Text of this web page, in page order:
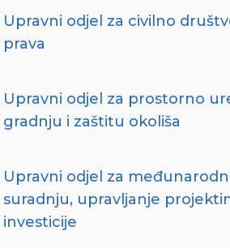
Upravni odjel za civilno
prava
Upravni odjel za prostorno
gradnju i zaštitu okoliša
Upravni odjel za
suradnju, upravljanje
investicije